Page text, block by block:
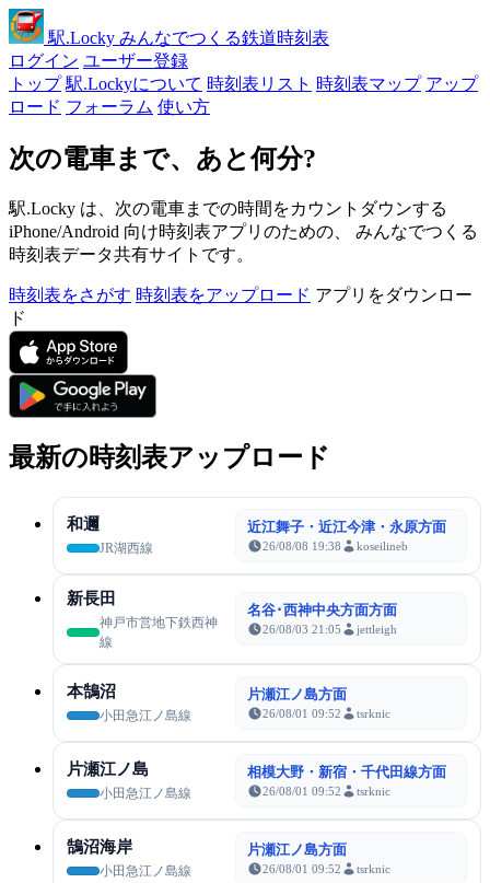
駅.Locky みんなでつくる鉄道時刻表
ログイン ユーザー登録
トップ 駅.Lockyについて 時刻表リスト 時刻表マップ アップ
ロード フォーラム 使い方
次の電車まで、あと何分?
駅.Locky は、次の電車までの時間をカウントダウンする
iPhone/Android 向け時刻表アプリのための、 みんなでつくる
時刻表データ共有サイトです。
時刻表をさがす 時刻表をアップロード アプリをダウンロー
ド
最新の時刻表アップロード
和邇
JR湖西線
近江舞子・近江今津・永原方面
26/08/08 19:38 koseilineb
新長田
神戸市営地下鉄西神
線
名谷･西神中央方面方面
26/08/03 21:05 jettleigh
本鵠沼
小田急江ノ島線
片瀬江ノ島方面
26/08/01 09:52 tsrknic
片瀬江ノ島
小田急江ノ島線
相模大野・新宿・千代田線方面
26/08/01 09:52 tsrknic
鵠沼海岸
小田急江ノ島線
片瀬江ノ島方面
26/08/01 09:52 tsrknic